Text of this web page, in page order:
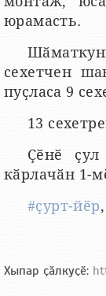
юрамасть.
сехетчен
пуҫласа 9
13
Ҫӗнӗ
кӑрлачӑн 1-
#ҫурт-йӗр
Хыпар ҫӑлкуҫӗ: